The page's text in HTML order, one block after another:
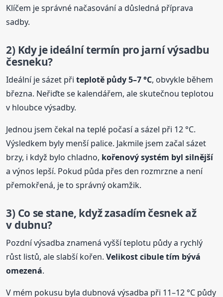
Klíčem je správné načasování a důsledná příprava
sadby.
2) Kdy je ideální termín pro jarní výsadbu
česneku?
Ideální je sázet přiteplotě půdy 5–7 °C, obvykle během
března. Neřiďte se kalendářem, ale skutečnou teplotou
v hloubce výsadby.
Jednou jsem čekal na teplé počasí a sázel při 12 °C.
Výsledkem byly menší palice. Jakmile jsem začal sázet
brzy, i když bylo chladno, kořenový systém byl silnější
a výnos lepší. Pokud půda přes den rozmrzne a není
přemokřená, je to správný okamžik.
3) Co se stane, když zasadím česnek až
v dubnu?
Pozdní výsadba znamená vyšší teplotu půdy a rychlý
růst listů, ale slabší kořen.Velikost cibule tím bývá
omezená.
V mém pokusu byla dubnová výsadba při 11–12 °C půdy